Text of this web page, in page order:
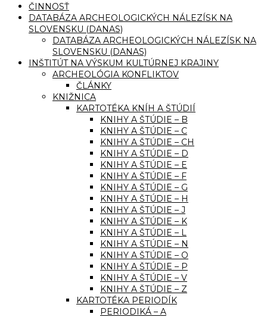
ČINNOSŤ
DATABÁZA ARCHEOLOGICKÝCH NÁLEZÍSK NA
SLOVENSKU (DANAS)
DATABÁZA ARCHEOLOGICKÝCH NÁLEZÍSK NA
SLOVENSKU (DANAS)
INŠTITÚT NA VÝSKUM KULTÚRNEJ KRAJINY
ARCHEOLÓGIA KONFLIKTOV
ČLÁNKY
KNIŽNICA
KARTOTÉKA KNÍH A ŠTÚDIÍ
KNIHY A ŠTÚDIE – B
KNIHY A ŠTÚDIE – C
KNIHY A ŠTÚDIE – CH
KNIHY A ŠTÚDIE – D
KNIHY A ŠTÚDIE – E
KNIHY A ŠTÚDIE – F
KNIHY A ŠTÚDIE – G
KNIHY A ŠTÚDIE – H
KNIHY A ŠTÚDIE – J
KNIHY A ŠTÚDIE – K
KNIHY A ŠTÚDIE – L
KNIHY A ŠTÚDIE – N
KNIHY A ŠTÚDIE – O
KNIHY A ŠTÚDIE – P
KNIHY A ŠTÚDIE – V
KNIHY A ŠTÚDIE – Z
KARTOTÉKA PERIODÍK
PERIODIKÁ – A